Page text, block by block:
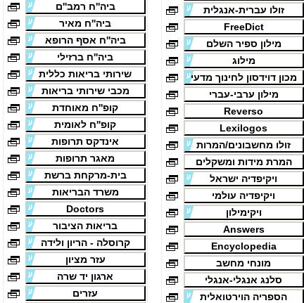
זולו עברית-אנגלית
FreeDict
מילון ספיר השלם
מילוג
מכון דוידסון לחינוך מדעי
מילון ערבי-עברי
Reverso
Lexilogos
זולו מחשבונים/המרות
המרת מידות ומשקלים
ויקיפדיה ישראל
ויקיפדיה עולמי
ויקימילון
Answers
Encyclopedia
מונחי מחשב
סלנג אנגלי-אנגלי
הספריה הוירטואלית
ביה''ח רמב''ם
ביה''ח מאיר
ביה''ח אסף הרופא
ביה''ח ברזילי
שירותי בריאות כללית
מכבי שירותי בריאות
קופ''ח מאוחדת
קופ''ח לאומית
אינדקס תרופות
מאגר תרופות
בית-מרקחת ברשת
משרד הבריאות
Doctors
בריאות הציבור
קרוסלה - הריון ולידה
עזר מציון
ארגון יד שרה
עזרים